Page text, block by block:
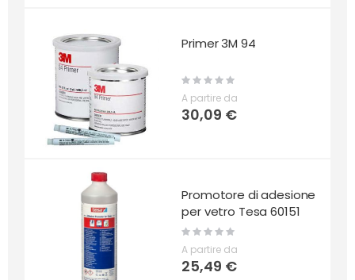
Primer 3M 94
Rating:
A partire da
30,09 €
Promotore di adesione
per vetro Tesa 60151
Rating:
0%
A partire da
25,49 €